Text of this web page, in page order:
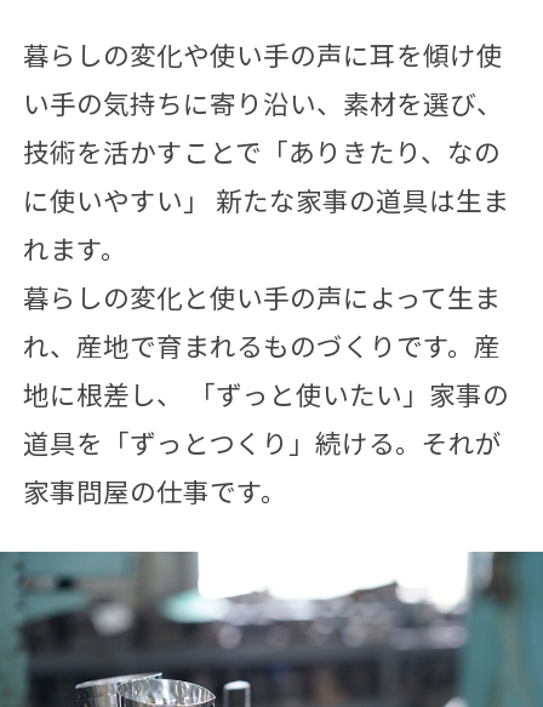
暮らしの変化や使い手の声に耳を傾け使
い手の気持ちに寄り沿い、素材を選び、
技術を活かすことで「ありきたり、なの
に使いやすい」 新たな家事の道具は生ま
れます。
暮らしの変化と使い手の声によって生ま
れ、産地で育まれるものづくりです。産
地に根差し、 「ずっと使いたい」家事の
道具を「ずっとつくり」続ける。それが
家事問屋の仕事です。